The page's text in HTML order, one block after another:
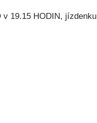
v 19.15 HODIN, jízdenku